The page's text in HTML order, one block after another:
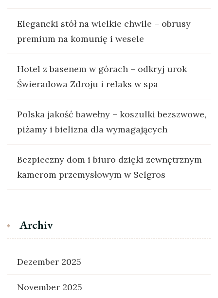
Elegancki stół na wielkie chwile – obrusy
premium na komunię i wesele
Hotel z basenem w górach – odkryj urok
Świeradowa Zdroju i relaks w spa
Polska jakość bawełny – koszulki bezszwowe,
piżamy i bielizna dla wymagających
Bezpieczny dom i biuro dzięki zewnętrznym
kamerom przemysłowym w Selgros
Archiv
Dezember 2025
November 2025